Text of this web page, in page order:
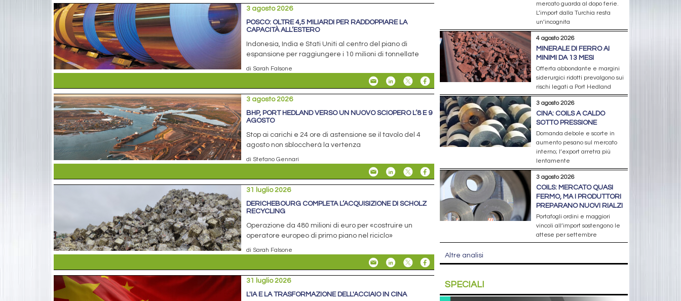
3 agosto 2026
POSCO: OLTRE 4,5 MILIARDI PER RADDOPPIARE LA
CAPACITÀ ALL’ESTERO
Indonesia, India e Stati Uniti al centro del piano di
espansione per raggiungere i 10 milioni di tonnellate
di Sarah Falsone
3 agosto 2026
BHP, PORT HEDLAND VERSO UN NUOVO SCIOPERO L’8 E 9
AGOSTO
Stop ai carichi e 24 ore di astensione se il tavolo del 4
agosto non sbloccherà la vertenza
di Stefano Gennari
31 luglio 2026
DERICHEBOURG COMPLETA L’ACQUISIZIONE DI SCHOLZ
RECYCLING
Operazione da 480 milioni di euro per «costruire un
operatore europeo di primo piano nel riciclo»
di Sarah Falsone
31 luglio 2026
L'IA E LA TRASFORMAZIONE DELL'ACCIAIO IN CINA
mercato guarda al dopo ferie.
L’import dalla Turchia resta
un’incognita
4 agosto 2026
MINERALE DI FERRO AI
MINIMI DA 13 MESI
Offerta abbondante e margini
siderurgici ridotti prevalgono sui
rischi legati a Port Hedland
3 agosto 2026
CINA: COILS A CALDO
SOTTO PRESSIONE
Domanda debole e scorte in
aumento pesano sul mercato
interno; l’export arretra più
lentamente
3 agosto 2026
COILS: MERCATO QUASI
FERMO, MA I PRODUTTORI
PREPARANO NUOVI RIALZI
Portafogli ordini e maggiori
vincoli all’import sostengono le
attese per settembre
Altre analisi
SPECIALI